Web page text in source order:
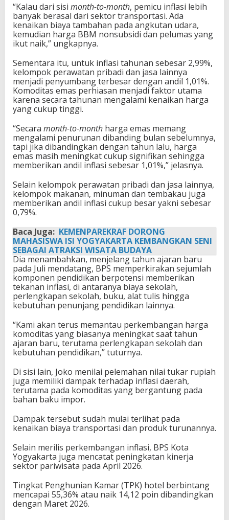
“Kalau dari sisi month-to-month, pemicu inflasi lebih
banyak berasal dari sektor transportasi. Ada
kenaikan biaya tambahan pada angkutan udara,
kemudian harga BBM nonsubsidi dan pelumas yang
ikut naik,” ungkapnya.
Sementara itu, untuk inflasi tahunan sebesar 2,99%,
kelompok perawatan pribadi dan jasa lainnya
menjadi penyumbang terbesar dengan andil 1,01%.
Komoditas emas perhiasan menjadi faktor utama
karena secara tahunan mengalami kenaikan harga
yang cukup tinggi.
“Secara month-to-month harga emas memang
mengalami penurunan dibanding bulan sebelumnya,
tapi jika dibandingkan dengan tahun lalu, harga
emas masih meningkat cukup signifikan sehingga
memberikan andil inflasi sebesar 1,01%,” jelasnya.
Selain kelompok perawatan pribadi dan jasa lainnya,
kelompok makanan, minuman dan tembakau juga
memberikan andil inflasi cukup besar yakni sebesar
0,79%.
Baca Juga: KEMENPAREKRAF DORONG
MAHASISWA ISI YOGYAKARTA KEMBANGKAN SENI
SEBAGAI ATRAKSI WISATA BUDAYA
Dia menambahkan, menjelang tahun ajaran baru
pada Juli mendatang, BPS memperkirakan sejumlah
komponen pendidikan berpotensi memberikan
tekanan inflasi, di antaranya biaya sekolah,
perlengkapan sekolah, buku, alat tulis hingga
kebutuhan penunjang pendidikan lainnya.
“Kami akan terus memantau perkembangan harga
komoditas yang biasanya meningkat saat tahun
ajaran baru, terutama perlengkapan sekolah dan
kebutuhan pendidikan,” tuturnya.
Di sisi lain, Joko menilai pelemahan nilai tukar rupiah
juga memiliki dampak terhadap inflasi daerah,
terutama pada komoditas yang bergantung pada
bahan baku impor.
Dampak tersebut sudah mulai terlihat pada
kenaikan biaya transportasi dan produk turunannya.
Selain merilis perkembangan inflasi, BPS Kota
Yogyakarta juga mencatat peningkatan kinerja
sektor pariwisata pada April 2026.
Tingkat Penghunian Kamar (TPK) hotel berbintang
mencapai 55,36% atau naik 14,12 poin dibandingkan
dengan Maret 2026.